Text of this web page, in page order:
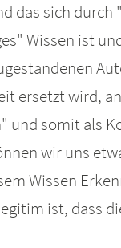
das sich durch
Wissen ist
ersetzt wird,
und somit als
wir uns
Wissen
ist, dass